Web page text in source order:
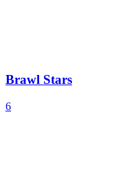
Brawl Stars
6